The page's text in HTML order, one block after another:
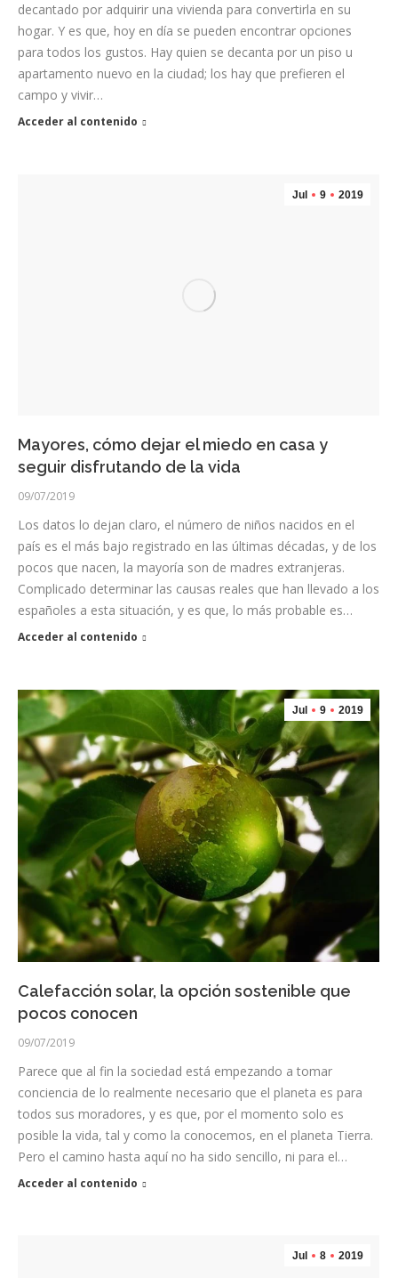
decantado por adquirir una vivienda para convertirla en su
hogar. Y es que, hoy en día se pueden encontrar opciones
para todos los gustos. Hay quien se decanta por un piso u
apartamento nuevo en la ciudad; los hay que prefieren el
campo y vivir…
Acceder al contenido
Jul 9 2019
Mayores, cómo dejar el miedo en casa y
seguir disfrutando de la vida
09/07/2019
Los datos lo dejan claro, el número de niños nacidos en el
país es el más bajo registrado en las últimas décadas, y de los
pocos que nacen, la mayoría son de madres extranjeras.
Complicado determinar las causas reales que han llevado a los
españoles a esta situación, y es que, lo más probable es…
Acceder al contenido
Jul 9 2019
Calefacción solar, la opción sostenible que
pocos conocen
09/07/2019
Parece que al fin la sociedad está empezando a tomar
conciencia de lo realmente necesario que el planeta es para
todos sus moradores, y es que, por el momento solo es
posible la vida, tal y como la conocemos, en el planeta Tierra.
Pero el camino hasta aquí no ha sido sencillo, ni para el…
Acceder al contenido
Jul 8 2019